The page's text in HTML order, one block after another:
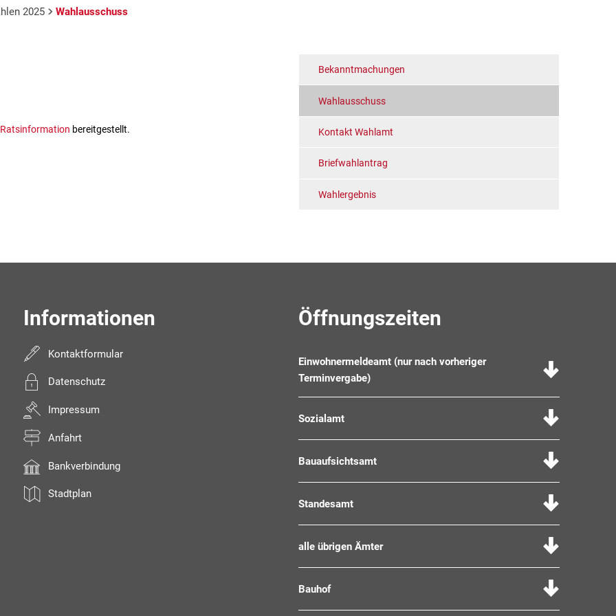
2025 Wahlausschuss
Ratsinformation bereitgestellt.
Bekanntmachungen
Wahlausschuss
Kontakt Wahlamt
Briefwahlantrag
Wahlergebnis
Informationen
Kontaktformular
Datenschutz
Impressum
Anfahrt
Bankverbindung
Stadtplan
Öffnungszeiten
Einwohnermeldeamt (nur nach vorheriger
Terminvergabe)
Sozialamt
Bauaufsichtsamt
Standesamt
alle übrigen Ämter
Bauhof